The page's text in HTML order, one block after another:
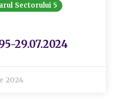
Sectorului 5
29.07.2024
2024